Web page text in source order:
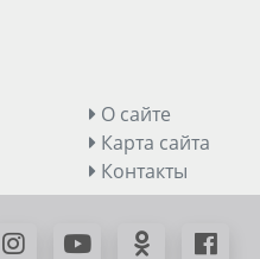
О сайте
Карта сайта
Контакты